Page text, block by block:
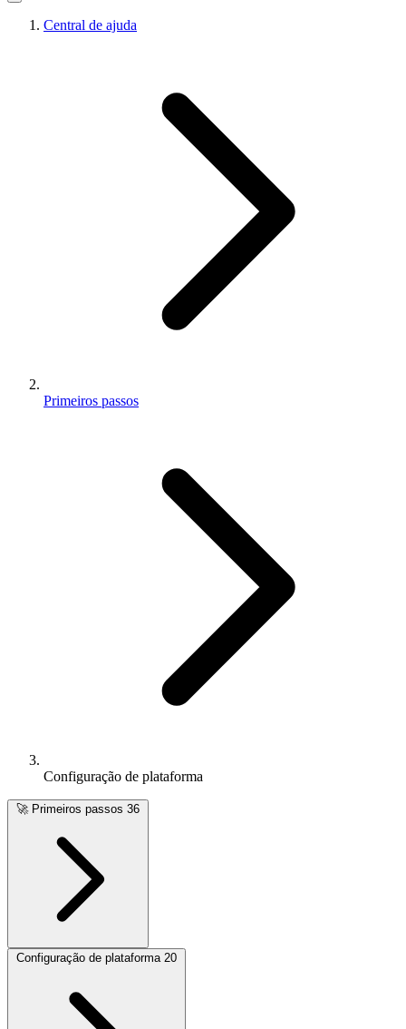
Central de ajuda
Primeiros passos
Configuração de plataforma
🚀 Primeiros passos 36
Configuração de plataforma 20